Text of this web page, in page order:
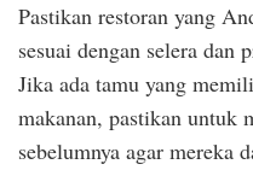
Pastikan restoran yang
sesuai dengan selera dan
Jika ada tamu yang
makanan, pastikan untuk
sebelumnya agar mereka